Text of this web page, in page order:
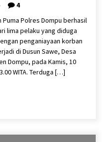
4
Puma Polres Dompu berhasil
lima pelaku yang diduga
penganiayaan korban
di Dusun Sawe, Desa
Dompu, pada Kamis, 10
WITA. Terduga […]